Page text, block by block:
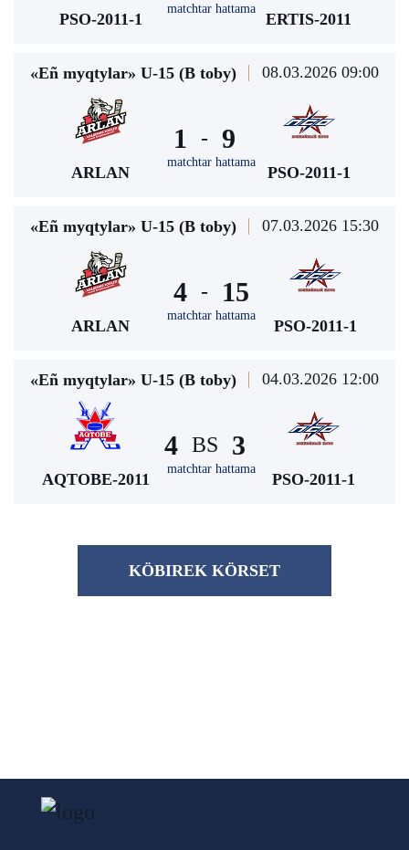
PSO-2011-1
matchtar hattama
ERTIS-2011
«Eñ myqtylar» U-15 (В toby) 08.03.2026 09:00
ARLAN
1 -
matchtar hattama
9
PSO-2011-1
«Eñ myqtylar» U-15 (В toby) 07.03.2026 15:30
ARLAN
4 -
matchtar hattama
15
PSO-2011-1
«Eñ myqtylar» U-15 (В toby) 04.03.2026 12:00
AQTOBE-2011
4 BS
matchtar hattama
3
PSO-2011-1
KÖBІREK KÖRSET